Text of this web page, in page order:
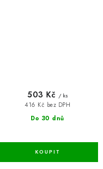
Do 30 dnů
416 Kč bez DPH
503 Kč / ks